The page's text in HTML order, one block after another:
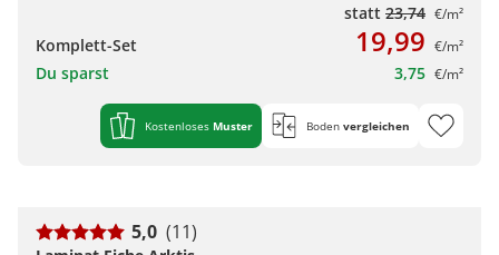
statt 23,74 €/m²
Komplett-Set 19,99 €/m²
Du sparst 3,75 €/m²
Kostenloses Muster Boden vergleichen
5,0 (11)